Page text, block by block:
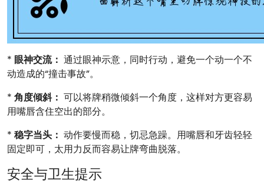
* 眼神交流： 通过眼神示意，同时行动，避免一个动一个不
动造成的“撞击事故”。
* 角度倾斜： 可以将牌稍微倾斜一个角度，这样对方更容易
用嘴唇含住空出的部分。
* 稳字当头： 动作要慢而稳，切忌急躁。用嘴唇和牙齿轻轻
固定即可，太用力反而容易让牌弯曲脱落。
安全与卫生提示